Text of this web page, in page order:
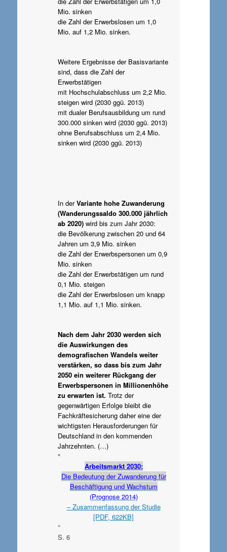
Mio. sinken
die Zahl der Erwerbslosen um 1,0
Mio. auf 1,2 Mio. sinken.
Weitere Ergebnisse der Basisvariante
sind, dass die Zahl der
Erwerbstätigen
mit Hochschulabschluss um 2,2 Mio.
steigen wird (2030 ggü. 2013)
mit dualer Berufsausbildung um rund
300.000 sinken wird (2030 ggü. 2013)
ohne Berufsabschluss um 2,4 Mio.
sinken wird (2030 ggü. 2013)
In derVariante hohe Zuwanderung
(Wanderungssaldo 300.000 jährlich
ab 2020)wird bis zum Jahr 2030:
die Bevölkerung zwischen 20 und 64
Jahren um 3,9 Mio. sinken
die Zahl der Erwerbspersonen um 0,9
Mio. sinken
die Zahl der Erwerbstätigen um rund
0,1 Mio. steigen
die Zahl der Erwerbslosen um knapp
1,1 Mio. auf 1,1 Mio. sinken.
Nach dem Jahr 2030 werden sich
die Auswirkungen des
demografischen Wandels weiter
verstärken, so dass bis zum Jahr
2050 ein weiterer Rückgang der
Erwerbspersonen in Millionenhöhe
zu erwarten ist. Trotz der
gegenwärtigen Erfolge bleibt die
Fachkräftesicherung daher eine der
wichtigsten Herausforderungen für
Deutschland in den kommenden
Jahrzehnten. (…)
°
Arbeitsmarkt 2030:
Die Bedeutung der Zuwanderung für
Beschäftigung und Wachstum
(Prognose 2014)
– Zusammenfassung der Studie
[PDF, 622KB]
°
S. 6